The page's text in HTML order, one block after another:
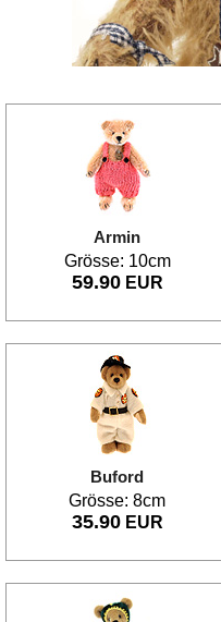
Armin
Grösse: 10cm
59.90EUR
Buford
Grösse: 8cm
35.90EUR